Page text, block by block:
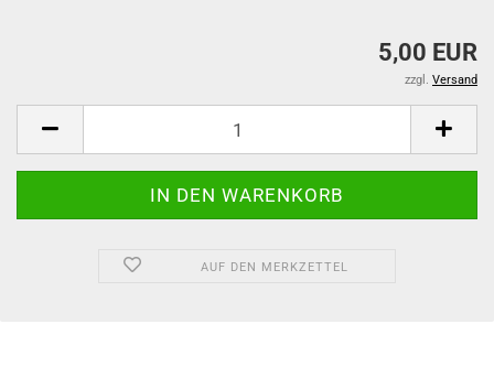
5,00 EUR
zzgl. Versand
AUF DEN MERKZETTEL